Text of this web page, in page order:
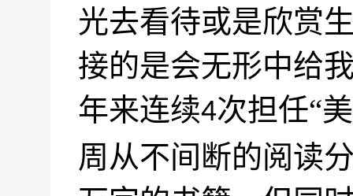
光去看待或是欣赏
接的是会无形中给
年来连续4次担任“
周从不间断的阅读